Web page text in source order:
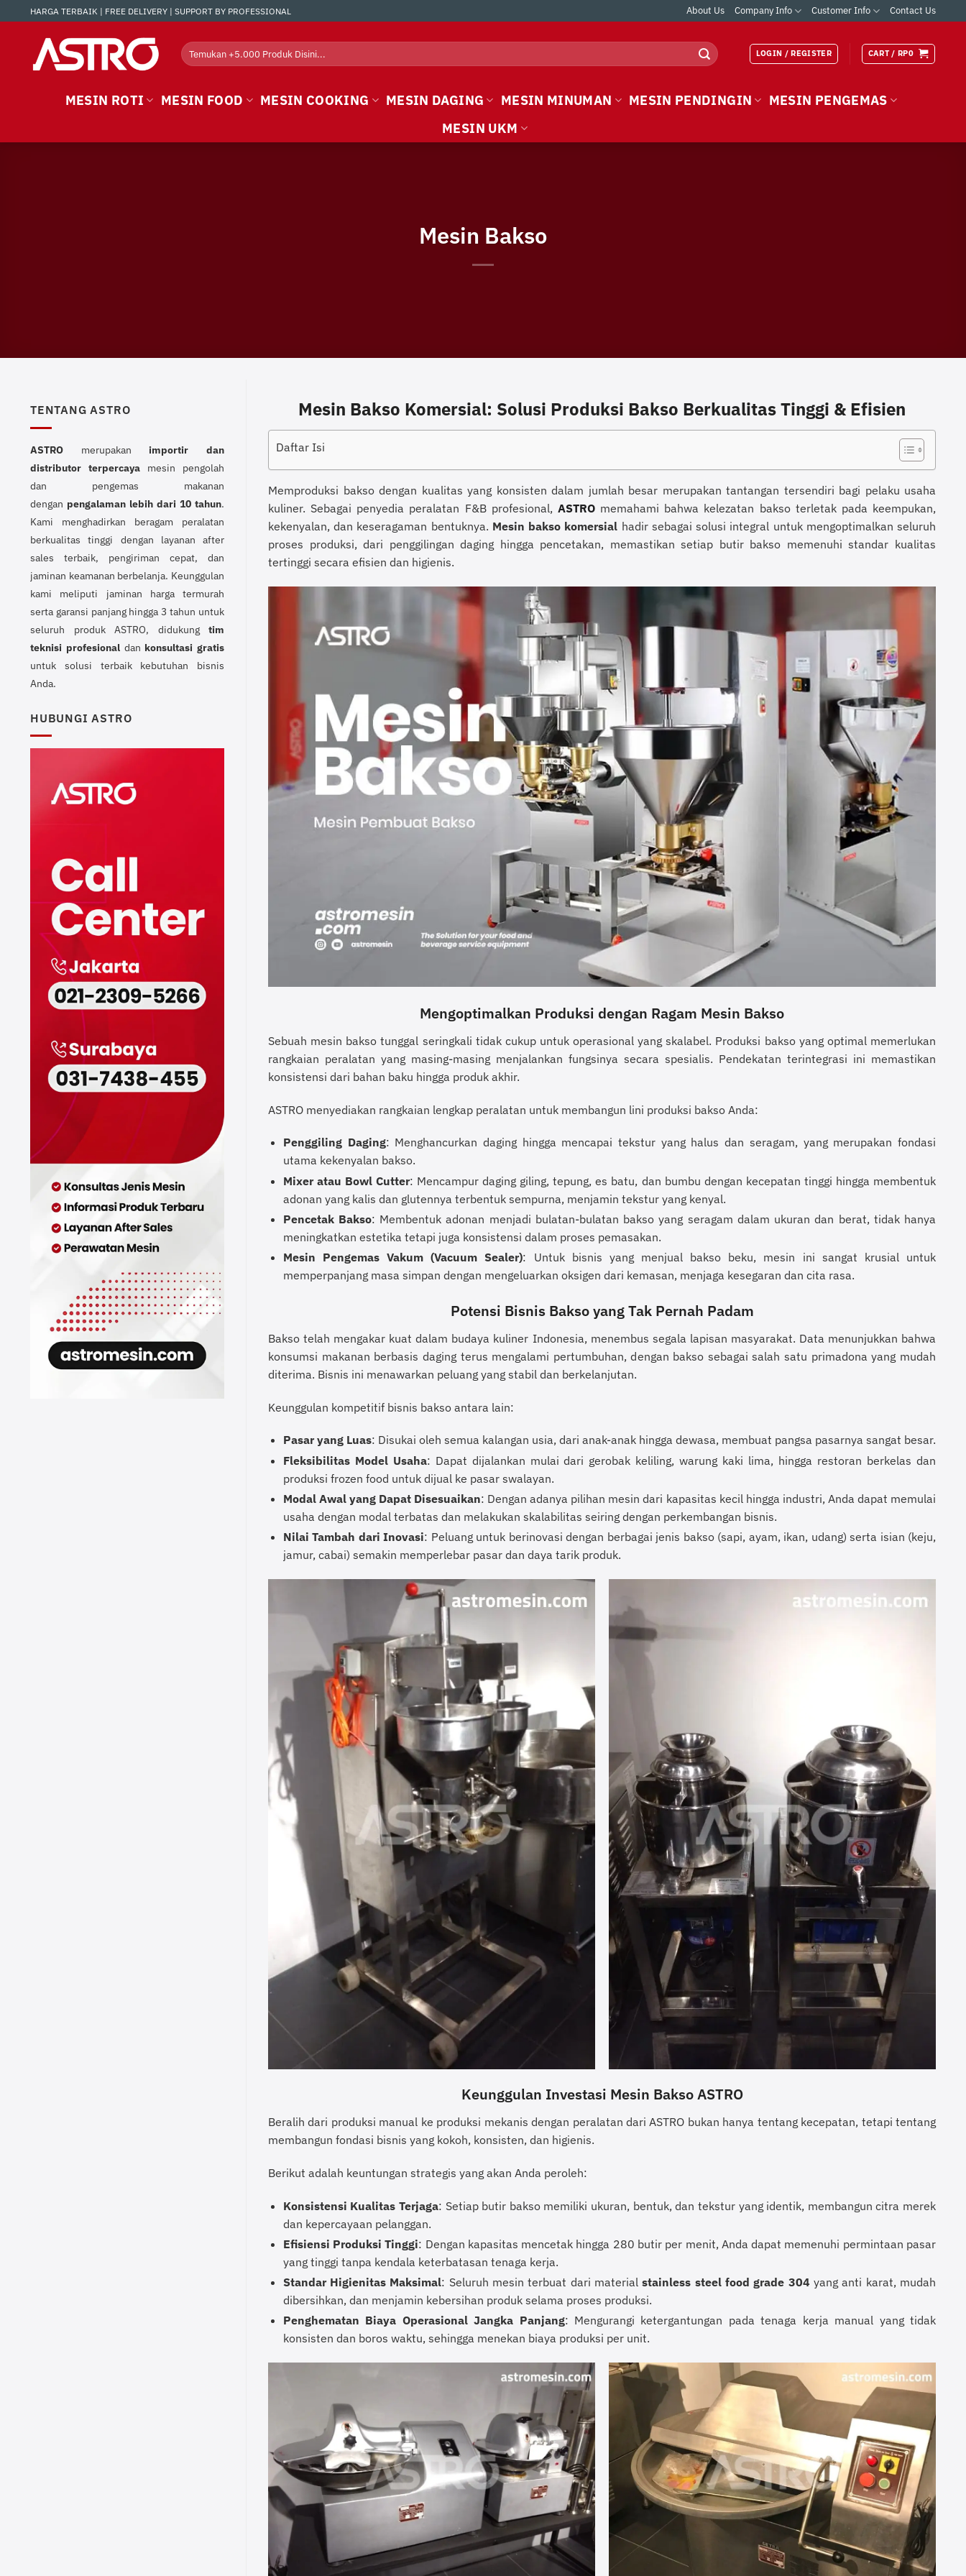
to
HARGA TERBAIK | FREE DELIVERY | SUPPORT BY PROFESSIONAL About Us Company Info Customer Info Contact Us
Search
for:
LOGIN / REGISTER CART / RP0
MESIN ROTI MESIN FOOD MESIN COOKING MESIN DAGING MESIN MINUMAN MESIN PENDINGIN
MESIN PENGEMAS
MESIN UKM
Mesin Bakso
TENTANG ASTRO
ASTRO merupakanimportir dan
distributor terpercaya mesin pengolah
dan pengemas makanan
dengan pengalaman lebih dari 10 tahun.
Kami menghadirkan beragam peralatan
berkualitas tinggi dengan layanan after
sales terbaik, pengiriman cepat, dan
jaminan keamanan berbelanja. Keunggulan
kami meliputi jaminan harga termurah
serta garansi panjang hingga 3 tahun untuk
seluruh produk ASTRO, didukung tim
teknisi profesionaldan konsultasi gratis
untuk solusi terbaik kebutuhan bisnis
Anda.
HUBUNGI ASTRO
Mesin Bakso Komersial: Solusi Produksi Bakso Berkualitas Tinggi & Efisien
Daftar Isi
Memproduksi bakso dengan kualitas yang konsisten dalam jumlah besar merupakan tantangan tersendiri bagi pelaku usaha
kuliner. Sebagai penyedia peralatan F&B profesional, ASTROmemahami bahwa kelezatan bakso terletak pada keempukan,
kekenyalan, dan keseragaman bentuknya. Mesin bakso komersial hadir sebagai solusi integral untuk mengoptimalkan seluruh
proses produksi, dari penggilingan daging hingga pencetakan, memastikan setiap butir bakso memenuhi standar kualitas
tertinggi secara efisien dan higienis.
Mengoptimalkan Produksi dengan Ragam Mesin Bakso
Sebuah mesin bakso tunggal seringkali tidak cukup untuk operasional yang skalabel. Produksi bakso yang optimal memerlukan
rangkaian peralatan yang masing-masing menjalankan fungsinya secara spesialis. Pendekatan terintegrasi ini memastikan
konsistensi dari bahan baku hingga produk akhir.
ASTRO menyediakan rangkaian lengkap peralatan untuk membangun lini produksi bakso Anda:
Penggiling Daging: Menghancurkan daging hingga mencapai tekstur yang halus dan seragam, yang merupakan fondasi
utama kekenyalan bakso.
Mixer atau Bowl Cutter: Mencampur daging giling, tepung, es batu, dan bumbu dengan kecepatan tinggi hingga membentuk
adonan yang kalis dan glutennya terbentuk sempurna, menjamin tekstur yang kenyal.
Pencetak Bakso: Membentuk adonan menjadi bulatan-bulatan bakso yang seragam dalam ukuran dan berat, tidak hanya
meningkatkan estetika tetapi juga konsistensi dalam proses pemasakan.
Mesin Pengemas Vakum (Vacuum Sealer): Untuk bisnis yang menjual bakso beku, mesin ini sangat krusial untuk
memperpanjang masa simpan dengan mengeluarkan oksigen dari kemasan, menjaga kesegaran dan cita rasa.
Potensi Bisnis Bakso yang Tak Pernah Padam
Bakso telah mengakar kuat dalam budaya kuliner Indonesia, menembus segala lapisan masyarakat. Data menunjukkan bahwa
konsumsi makanan berbasis daging terus mengalami pertumbuhan, dengan bakso sebagai salah satu primadona yang mudah
diterima. Bisnis ini menawarkan peluang yang stabil dan berkelanjutan.
Keunggulan kompetitif bisnis bakso antara lain:
Pasar yang Luas: Disukai oleh semua kalangan usia, dari anak-anak hingga dewasa, membuat pangsa pasarnya sangat besar.
Fleksibilitas Model Usaha: Dapat dijalankan mulai dari gerobak keliling, warung kaki lima, hingga restoran berkelas dan
produksi frozen food untuk dijual ke pasar swalayan.
Modal Awal yang Dapat Disesuaikan: Dengan adanya pilihan mesin dari kapasitas kecil hingga industri, Anda dapat memulai
usaha dengan modal terbatas dan melakukan skalabilitas seiring dengan perkembangan bisnis.
Nilai Tambah dari Inovasi: Peluang untuk berinovasi dengan berbagai jenis bakso (sapi, ayam, ikan, udang) serta isian (keju,
jamur, cabai) semakin memperlebar pasar dan daya tarik produk.
Keunggulan Investasi Mesin Bakso ASTRO
Beralih dari produksi manual ke produksi mekanis dengan peralatan dari ASTRO bukan hanya tentang kecepatan, tetapi tentang
membangun fondasi bisnis yang kokoh, konsisten, dan higienis.
Berikut adalah keuntungan strategis yang akan Anda peroleh:
Konsistensi Kualitas Terjaga: Setiap butir bakso memiliki ukuran, bentuk, dan tekstur yang identik, membangun citra merek
dan kepercayaan pelanggan.
Efisiensi Produksi Tinggi: Dengan kapasitas mencetak hingga 280 butir per menit, Anda dapat memenuhi permintaan pasar
yang tinggi tanpa kendala keterbatasan tenaga kerja.
Standar Higienitas Maksimal: Seluruh mesin terbuat dari materialstainless steel food grade 304 yang anti karat, mudah
dibersihkan, dan menjamin kebersihan produk selama proses produksi.
Penghematan Biaya Operasional Jangka Panjang: Mengurangi ketergantungan pada tenaga kerja manual yang tidak
konsisten dan boros waktu, sehingga menekan biaya produksi per unit.